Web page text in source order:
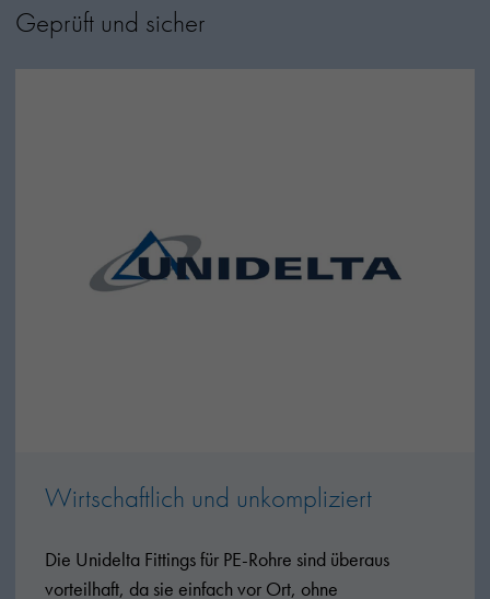
Geprüft und sicher
Wirtschaftlich und unkompliziert
Die Unidelta Fittings für PE-Rohre sind überaus
vorteilhaft, da sie einfach vor Ort, ohne